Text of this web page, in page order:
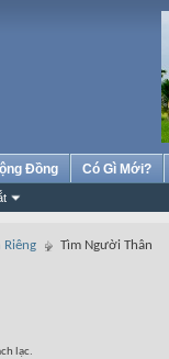
Đồng Có Gì Mới?
Riêng Tìm Người Thân
lạc.